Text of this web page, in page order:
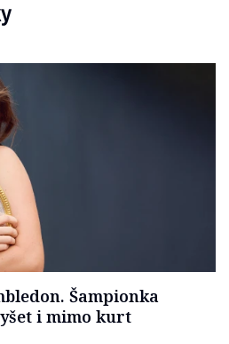
Šampionka
i mimo kurt